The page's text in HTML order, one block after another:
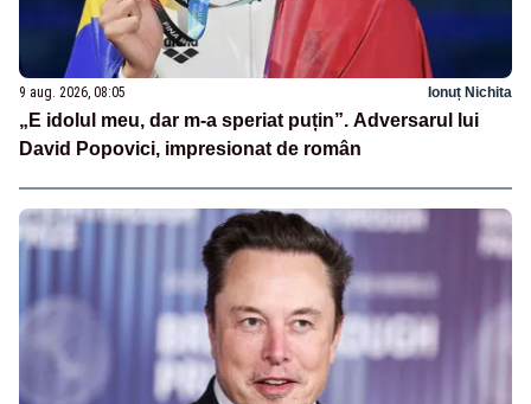
9 aug. 2026, 08:05 Ionuț Nichita
„E idolul meu, dar m-a speriat puțin”. Adversarul lui
David Popovici, impresionat de român